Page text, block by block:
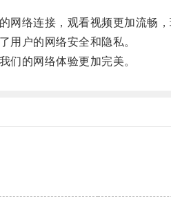
络连接，观看视频更加流畅，
户的网络安全和隐私。
的网络体验更加完美。